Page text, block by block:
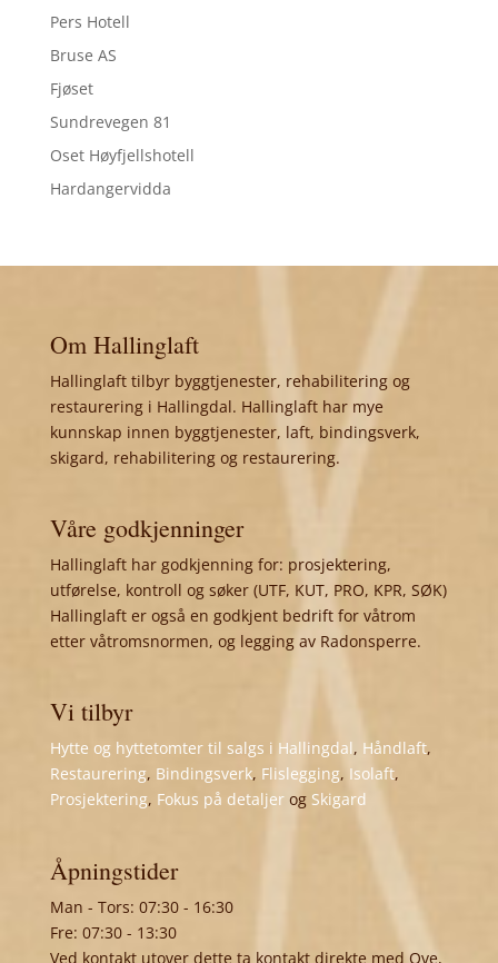
Pers Hotell
Bruse AS
Fjøset
Sundrevegen 81
Oset Høyfjellshotell
Hardangervidda
Om Hallinglaft
Hallinglaft tilbyr byggtjenester, rehabilitering og
restaurering i Hallingdal. Hallinglaft har mye
kunnskap innen byggtjenester, laft, bindingsverk,
skigard, rehabilitering og restaurering.
Våre godkjenninger
Hallinglaft har godkjenning for: prosjektering,
utførelse, kontroll og søker (UTF, KUT, PRO, KPR, SØK)
Hallinglaft er også en godkjent bedrift for våtrom
etter våtromsnormen, og legging av Radonsperre.
Vi tilbyr
Hytte og hyttetomter til salgs i Hallingdal, Håndlaft,
Restaurering, Bindingsverk, Flislegging, Isolaft,
Prosjektering, Fokus på detaljerog Skigard
Åpningstider
Man - Tors: 07:30 - 16:30
Fre: 07:30 - 13:30
Ved kontakt utover dette ta kontakt direkte med Ove,